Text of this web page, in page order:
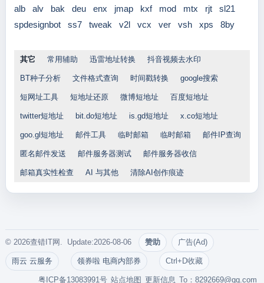
alb alv bak deu enx jmap kxf mod mtx rjt
sl21
spdesignbot
ss7 tweak v2l vcx ver vsh xps 8by
其它 常用辅助 迅雷地址转换 抖音视频去水印
BT种子分析 文件格式查询 时间戳转换 google搜索
短网址工具 短地址还原 微博短地址 百度短地址
twitter短地址 bit.do短地址 is.gd短地址 x.co短地址
goo.gl短地址 邮件工具 临时邮箱 临时邮箱 邮件IP查询
匿名邮件发送 邮件服务器测试 邮件服务器收信
邮箱真实性检查 AI 与其他 清除AI创作痕迹
© 2026查错IT网. Update:2026-08-06 赞助 广告(Ad)
雨云 云服务 领券啦 电商内部券 Ctrl+D收藏
To：8292669@qq.com
更新信息
站点地图
粤ICP备13083991号